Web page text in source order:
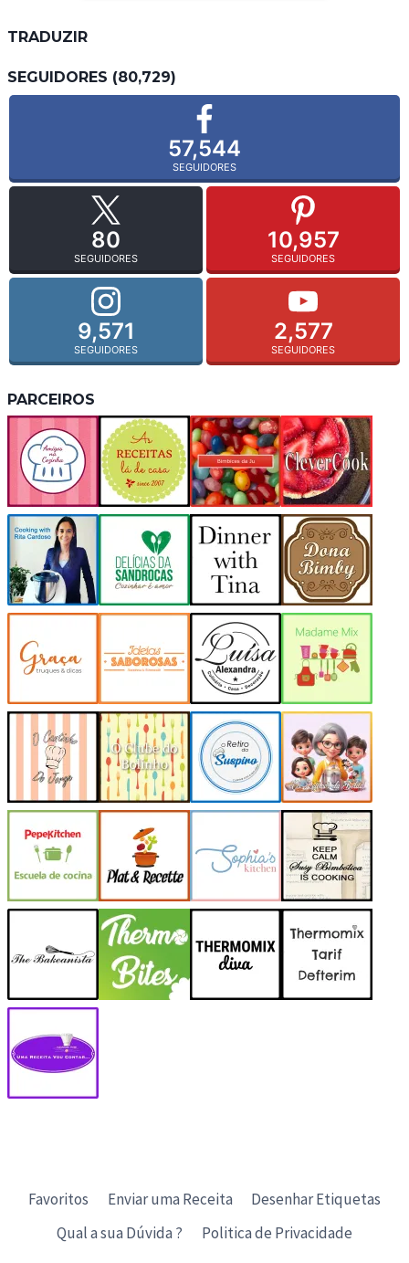
TRADUZIR
SEGUIDORES (80,729)
57,544
SEGUIDORES
80
SEGUIDORES
10,957
SEGUIDORES
9,571
SEGUIDORES
2,577
SEGUIDORES
PARCEIROS
Favoritos Enviar uma Receita
Desenhar Etiquetas
Qual a sua Dúvida ?
Politica de Privacidade